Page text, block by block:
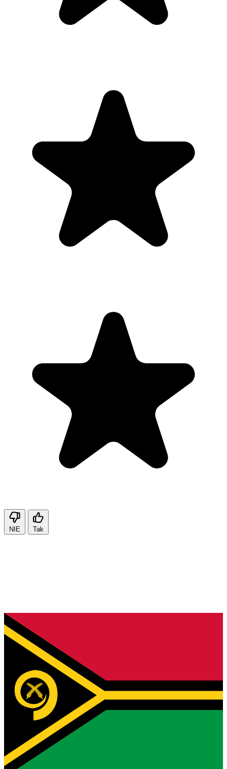
NIE Tak